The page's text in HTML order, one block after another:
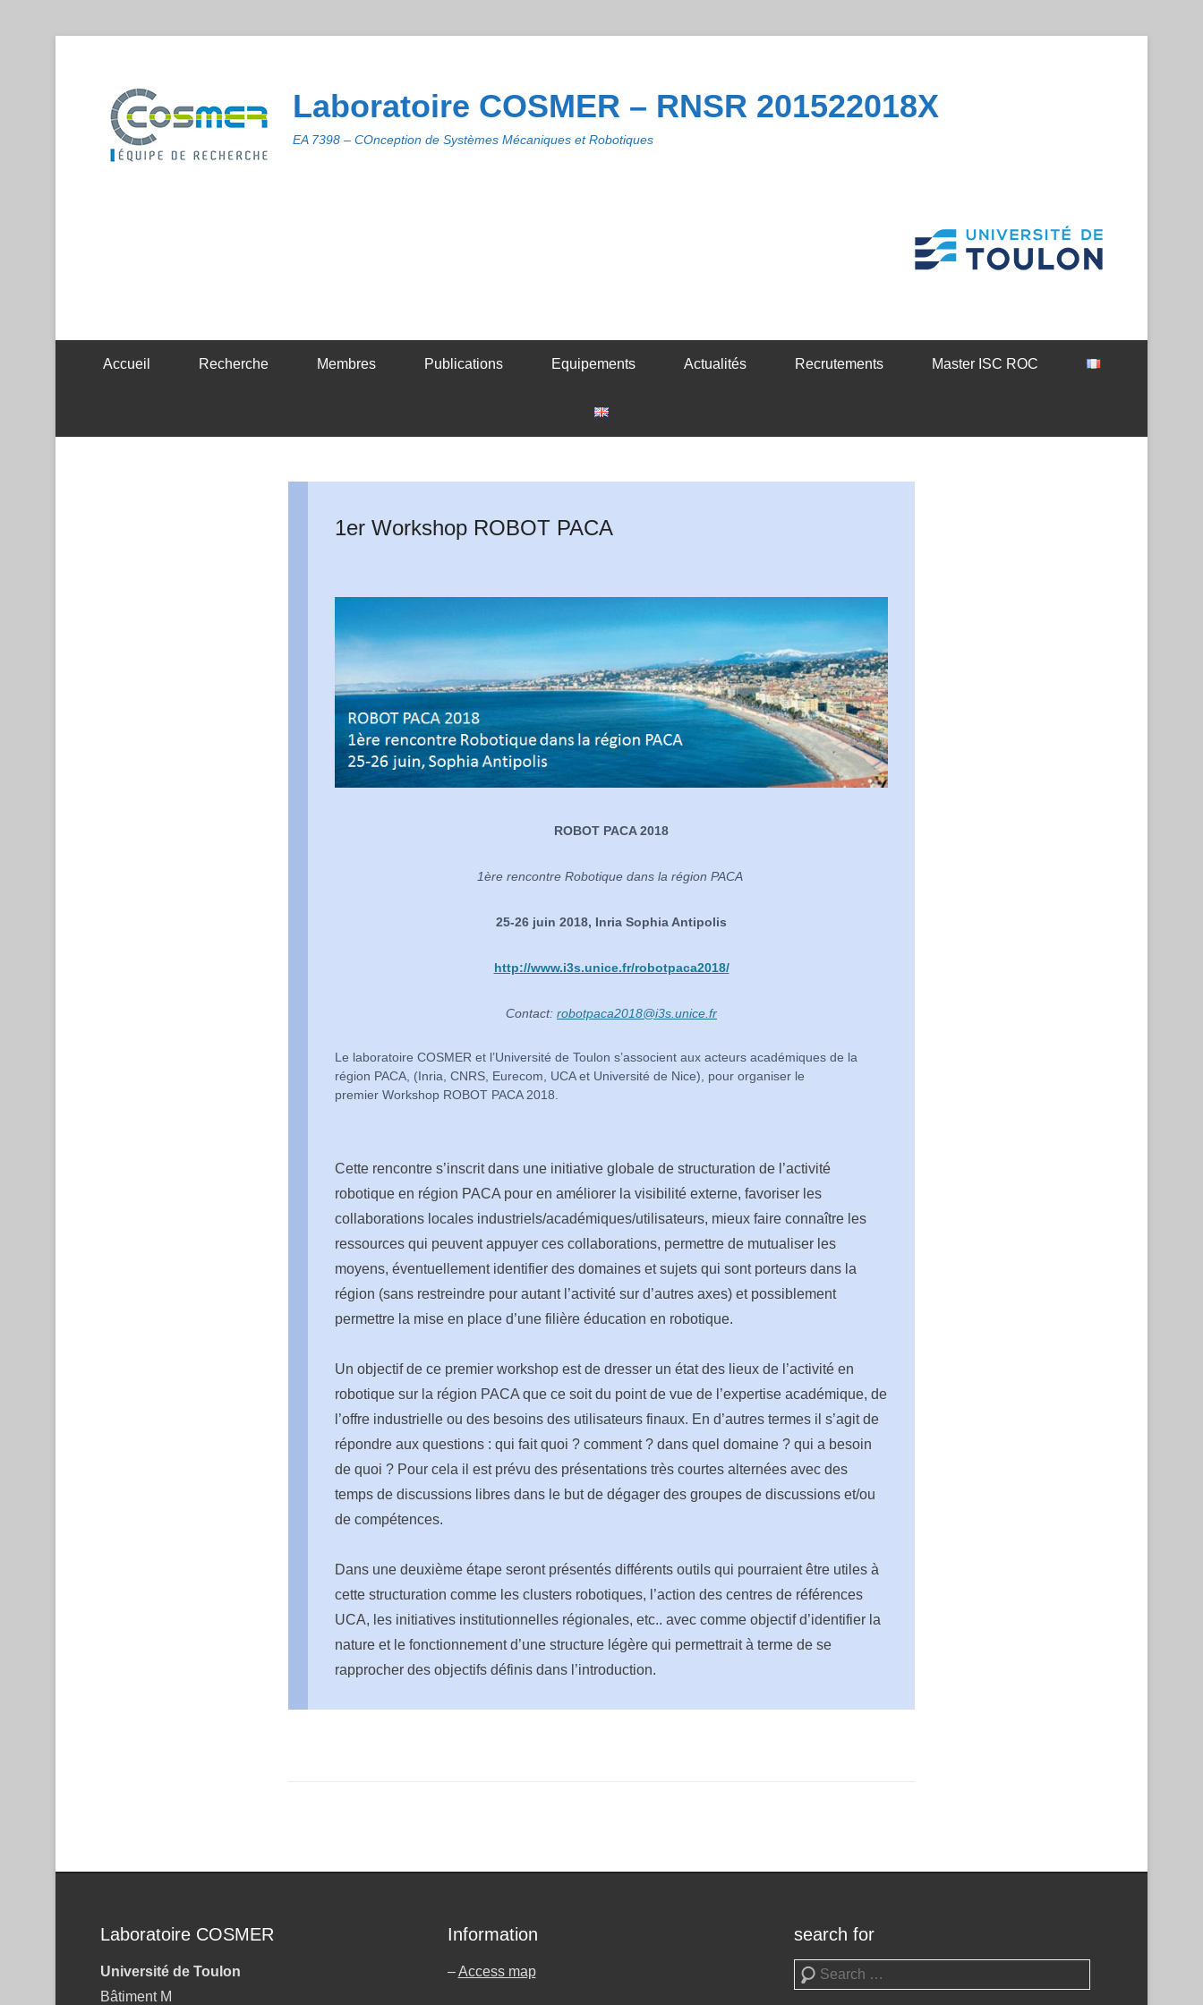
Laboratoire COSMER – RNSR 201522018X
EA 7398 – COnception de Systèmes Mécaniques et Robotiques
Accueil Recherche Membres Publications Equipements Actualités Recrutements Master ISC ROC
1er Workshop ROBOT PACA
ROBOT PACA 2018
1ère rencontre Robotique dans la région PACA
25-26 juin 2018, Inria Sophia Antipolis
http://www.i3s.unice.fr/robotpaca2018/
Contact: robotpaca2018@i3s.unice.fr
Le laboratoire COSMER et l’Université de Toulon s’associent aux acteurs académiques de la
région PACA, (Inria, CNRS, Eurecom, UCA et Université de Nice), pour organiser le
premier Workshop ROBOT PACA 2018.
Cette rencontre s’inscrit dans une initiative globale de structuration de l’activité
robotique en région PACA pour en améliorer la visibilité externe, favoriser les
collaborations locales industriels/académiques/utilisateurs, mieux faire connaître les
ressources qui peuvent appuyer ces collaborations, permettre de mutualiser les
moyens, éventuellement identifier des domaines et sujets qui sont porteurs dans la
région (sans restreindre pour autant l’activité sur d’autres axes) et possiblement
permettre la mise en place d’une filière éducation en robotique.
Un objectif de ce premier workshop est de dresser un état des lieux de l’activité en
robotique sur la région PACA que ce soit du point de vue de l’expertise académique, de
l’offre industrielle ou des besoins des utilisateurs finaux. En d’autres termes il s’agit de
répondre aux questions : qui fait quoi ? comment ? dans quel domaine ? qui a besoin
de quoi ? Pour cela il est prévu des présentations très courtes alternées avec des
temps de discussions libres dans le but de dégager des groupes de discussions et/ou
de compétences.
Dans une deuxième étape seront présentés différents outils qui pourraient être utiles à
cette structuration comme les clusters robotiques, l’action des centres de références
UCA, les initiatives institutionnelles régionales, etc.. avec comme objectif d’identifier la
nature et le fonctionnement d’une structure légère qui permettrait à terme de se
rapprocher des objectifs définis dans l’introduction.
Laboratoire COSMER
Université de Toulon
Bâtiment M
Information
–Access map
search for
Search